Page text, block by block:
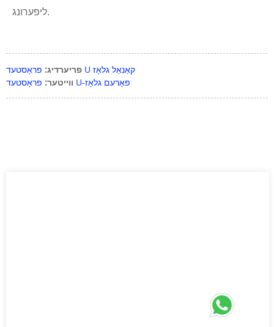
ליפערונג.
פריערדיג:
פראָסטעד U קאַנאַל גלאָז
ווייטער:
פראָסטעד U-פאָרעם גלאָז